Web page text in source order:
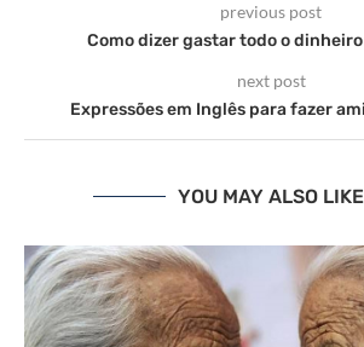
previous post
Como dizer gastar todo o
next post
Expressões em Inglês para fazer
YOU MAY ALSO LIKE